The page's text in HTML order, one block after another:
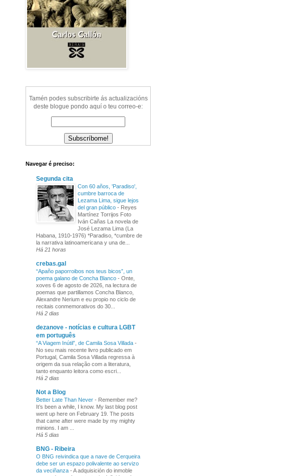
Tamén podes subscribirte ás actualizacións
deste blogue pondo aquí o teu correo-e:
Navegar é preciso:
Segunda cita
Con 60 años, 'Paradiso',
cumbre barroca de
Lezama Lima, sigue lejos
del gran público - Reyes
Martínez Torrijos Foto
Iván Cañas La novela de
José Lezama Lima (La
Habana, 1910-1976) *Paradiso, *cumbre de
la narrativa latinoamericana y una de...
Há 21 horas
crebas.gal
“Apaño paporroibos nos teus bicos”, un
poema galano de Concha Blanco - Onte,
xoves 6 de agosto de 2026, na lectura de
poemas que partillamos Concha Blanco,
Alexandre Nerium e eu propio no ciclo de
recitais conmemorativos do 30...
Há 2 dias
dezanove - notícias e cultura LGBT
em português
“A Viagem Inútil”, de Camila Sosa Villada -
No seu mais recente livro publicado em
Portugal, Camila Sosa Villada regressa à
origem da sua relação com a literatura,
tanto enquanto leitora como escri...
Há 2 dias
Not a Blog
Better Late Than Never - Remember me?
It’s been a while, I know. My last blog post
went up here on February 19. The posts
that came after were made by my mighty
minions. I am ...
Há 5 dias
BNG - Ribeira
O BNG reivindica que a nave de Cerqueira
debe ser un espazo polivalente ao servizo
da veciñanza - A adquisición do inmoble